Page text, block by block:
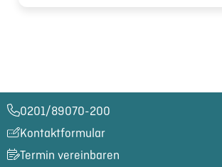
0201/89070-200​
Kontaktformular
Termin vereinbaren